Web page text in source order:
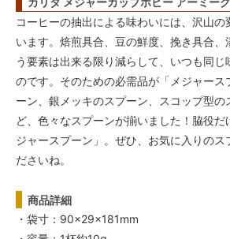
コーヒーの抽出による味わいには、沢山の
います。焙煎具合、豆の鮮度、挽き具合
う要素は出来る限り減らして、いつも同じ
のです。そのための必需品が「メジャース
ーン、銀メッキのスプーン、スコップ型の
ど、色々なスプーンが揃いました！脇役だ
ジャースプーン」。ぜひ、お気に入りのス
ださいね。
商品詳細
・袋寸：90×29×181mm